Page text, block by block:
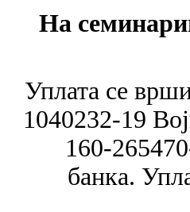
На
Уплата се
1040232-19
160-
банка.